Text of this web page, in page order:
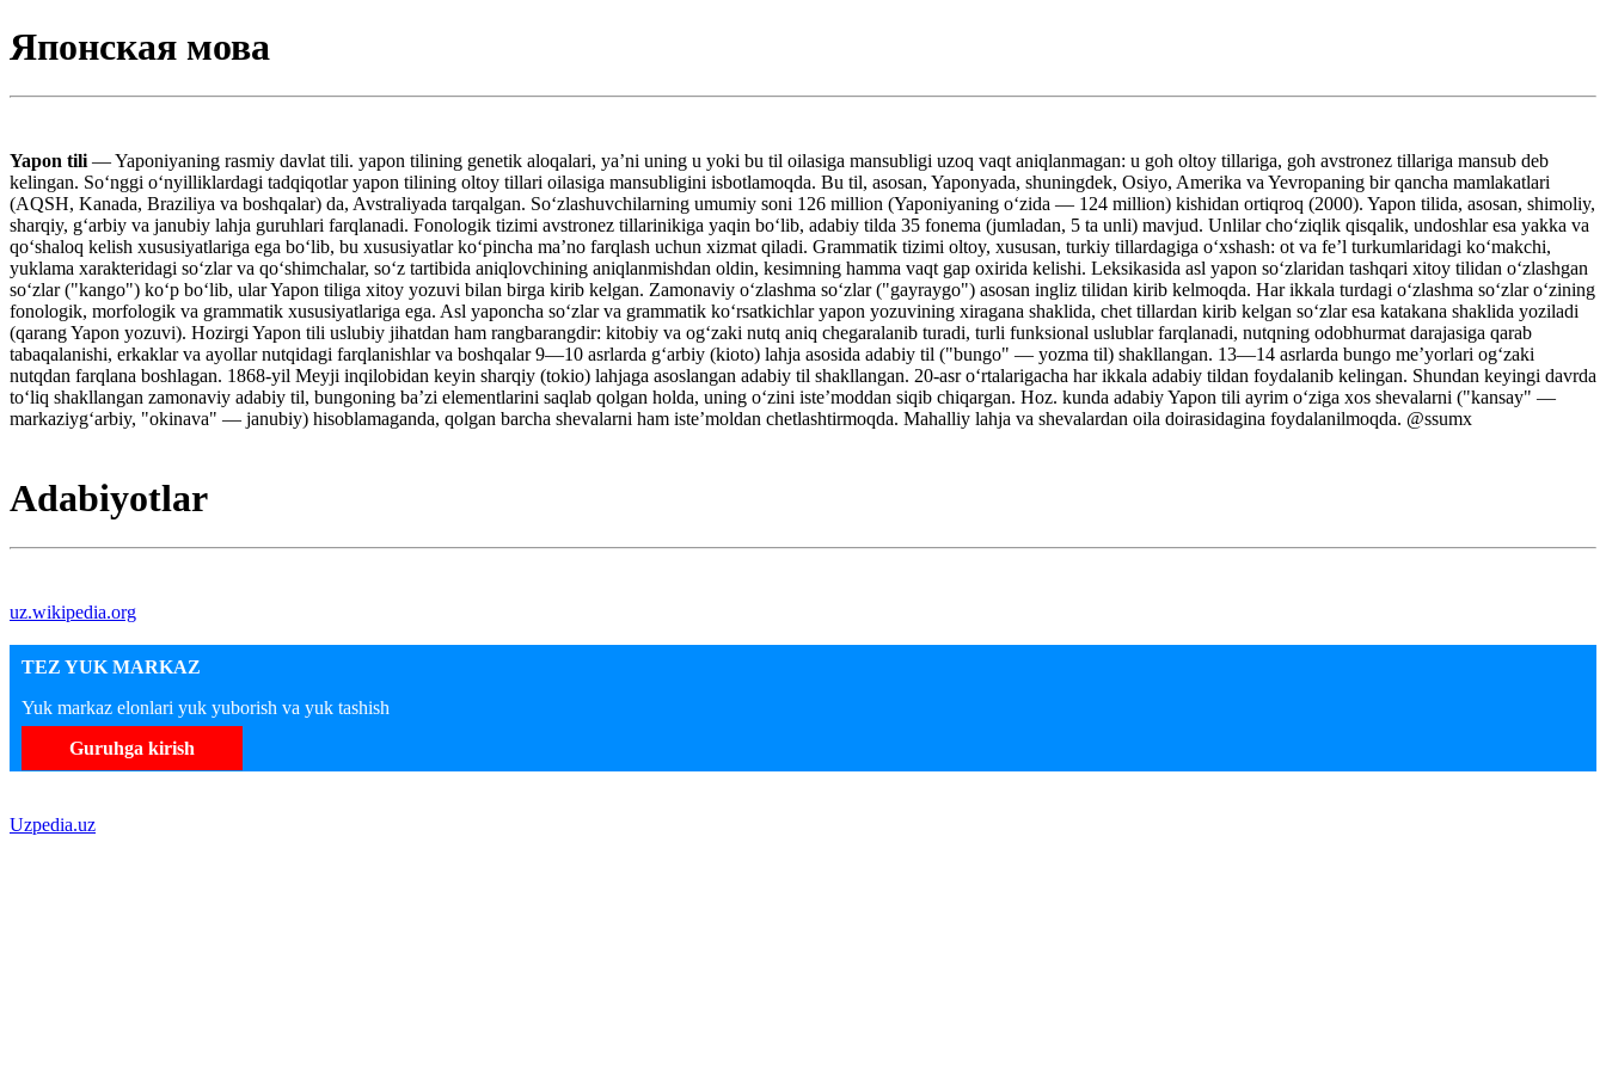
Японская мова
Yapon tili — Yaponiyaning rasmiy davlat tili. yapon tilining genetik aloqalari, yaʼni uning u yoki bu til oilasiga mansubligi uzoq vaqt aniqlanmagan: u goh oltoy tillariga, goh avstronez tillariga mansub deb
kelingan. Soʻnggi oʻnyilliklardagi tadqiqotlar yapon tilining oltoy tillari oilasiga mansubligini isbotlamoqda. Bu til, asosan, Yaponyada, shuningdek, Osiyo, Amerika va Yevropaning bir qancha mamlakatlari
(AQSH, Kanada, Braziliya va boshqalar) da, Avstraliyada tarqalgan. Soʻzlashuvchilarning umumiy soni 126 million (Yaponiyaning oʻzida — 124 million) kishidan ortiqroq (2000). Yapon tilida, asosan, shimoliy,
sharqiy, gʻarbiy va janubiy lahja guruhlari farqlanadi. Fonologik tizimi avstronez tillarinikiga yaqin boʻlib, adabiy tilda 35 fonema (jumladan, 5 ta unli) mavjud. Unlilar choʻziqlik qisqalik, undoshlar esa yakka va
qoʻshaloq kelish xususiyatlariga ega boʻlib, bu xususiyatlar koʻpincha maʼno farqlash uchun xizmat qiladi. Grammatik tizimi oltoy, xususan, turkiy tillardagiga oʻxshash: ot va feʼl turkumlaridagi koʻmakchi,
yuklama xarakteridagi soʻzlar va qoʻshimchalar, soʻz tartibida aniqlovchining aniqlanmishdan oldin, kesimning hamma vaqt gap oxirida kelishi. Leksikasida asl yapon soʻzlaridan tashqari xitoy tilidan oʻzlashgan
soʻzlar ("kango") koʻp boʻlib, ular Yapon tiliga xitoy yozuvi bilan birga kirib kelgan. Zamonaviy oʻzlashma soʻzlar ("gayraygo") asosan ingliz tilidan kirib kelmoqda. Har ikkala turdagi oʻzlashma soʻzlar oʻzining
fonologik, morfologik va grammatik xususiyatlariga ega. Asl yaponcha soʻzlar va grammatik koʻrsatkichlar yapon yozuvining xiragana shaklida, chet tillardan kirib kelgan soʻzlar esa katakana shaklida yoziladi
(qarang Yapon yozuvi). Hozirgi Yapon tili uslubiy jihatdan ham rangbarangdir: kitobiy va ogʻzaki nutq aniq chegaralanib turadi, turli funksional uslublar farqlanadi, nutqning odobhurmat darajasiga qarab
tabaqalanishi, erkaklar va ayollar nutqidagi farqlanishlar va boshqalar 9—10 asrlarda gʻarbiy (kioto) lahja asosida adabiy til ("bungo" — yozma til) shakllangan. 13—14 asrlarda bungo meʼyorlari ogʻzaki
nutqdan farqlana boshlagan. 1868-yil Meyji inqilobidan keyin sharqiy (tokio) lahjaga asoslangan adabiy til shakllangan. 20-asr oʻrtalarigacha har ikkala adabiy tildan foydalanib kelingan. Shundan keyingi davrda
toʻliq shakllangan zamonaviy adabiy til, bungoning baʼzi elementlarini saqlab qolgan holda, uning oʻzini isteʼmoddan siqib chiqargan. Hoz. kunda adabiy Yapon tili ayrim oʻziga xos shevalarni ("kansay" —
markaziygʻarbiy, "okinava" — janubiy) hisoblamaganda, qolgan barcha shevalarni ham isteʼmoldan chetlashtirmoqda. Mahalliy lahja va shevalardan oila doirasidagina foydalanilmoqda. @ssumx
Adabiyotlar
uz.wikipedia.org
TEZ YUK MARKAZ
Yuk markaz elonlari yuk yuborish va yuk tashish
Guruhga kirish
Uzpedia.uz